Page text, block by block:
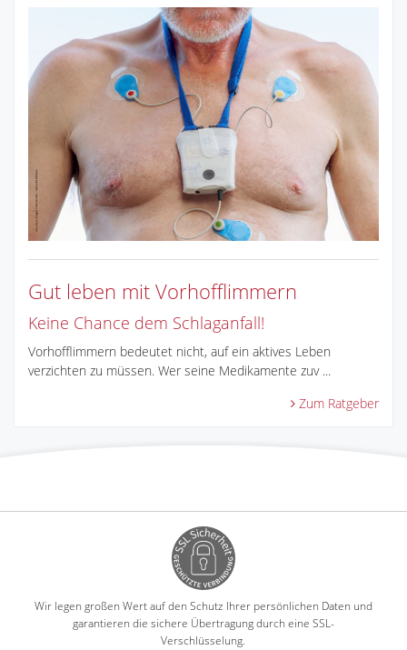
Gut leben mit Vorhofflimmern
Keine Chance dem Schlaganfall!
Vorhofflimmern bedeutet nicht, auf ein aktives Leben
verzichten zu müssen. Wer seine Medikamente zuv ...
Zum Ratgeber
Wir legen großen Wert auf den Schutz Ihrer persönlichen Daten und
garantieren die sichere Übertragung durch eine SSL-
Verschlüsselung.